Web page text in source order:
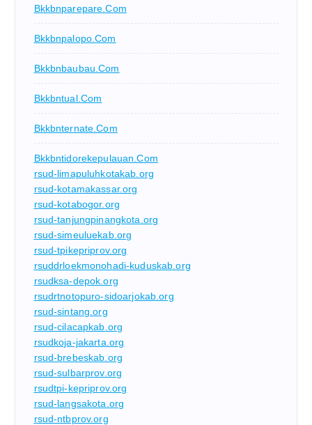
Bkkbnparepare.com
Bkkbnpalopo.com
Bkkbnbaubau.com
Bkkbntual.com
Bkkbnternate.com
Bkkbntidorekepulauan.com
rsud-limapuluhkotakab.org
rsud-kotamakassar.org
rsud-kotabogor.org
rsud-tanjungpinangkota.org
rsud-simeuluekab.org
rsud-tpikepriprov.org
rsuddrloekmonohadi-kuduskab.org
rsudksa-depok.org
rsudrtnotopuro-sidoarjokab.org
rsud-sintang.org
rsud-cilacapkab.org
rsudkoja-jakarta.org
rsud-brebeskab.org
rsud-sulbarprov.org
rsudtpi-kepriprov.org
rsud-langsakota.org
rsud-ntbprov.org